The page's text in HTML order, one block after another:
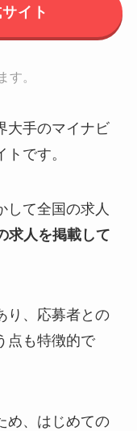
イト
。
大手のマイナビ
です。
して全国の求人
求人を掲載して
り、応募者との
点も特徴的で
め、はじめての